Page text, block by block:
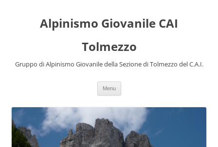
Alpinismo Giovanile CAI
Tolmezzo
Gruppo di Alpinismo Giovanile della Sezione di Tolmezzo del C.A.I.
Menu Vai al contenuto